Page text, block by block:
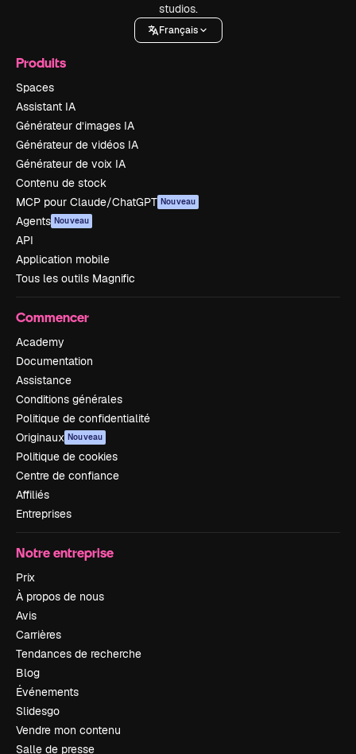
studios.
Français
Produits
Spaces
Assistant IA
Générateur d’images IA
Générateur de vidéos IA
Générateur de voix IA
Contenu de stock
MCP pour Claude/ChatGPT Nouveau
Agents Nouveau
API
Application mobile
Tous les outils Magnific
Commencer
Academy
Documentation
Assistance
Conditions générales
Politique de confidentialité
Originaux Nouveau
Politique de cookies
Centre de confiance
Affiliés
Entreprises
Notre entreprise
Prix
À propos de nous
Avis
Carrières
Tendances de recherche
Blog
Événements
Slidesgo
Vendre mon contenu
Salle de presse